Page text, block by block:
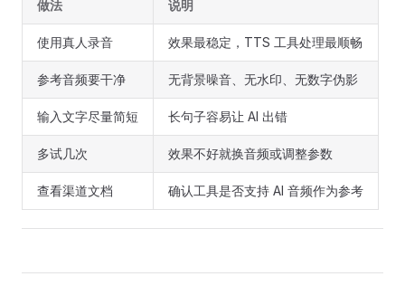
做法 说明
使用真人录音 效果最稳定，TTS 工具处理最顺畅
参考音频要干净 无背景噪音、无水印、无数字伪影
输入文字尽量简短 长句子容易让 AI 出错
多试几次 效果不好就换音频或调整参数
查看渠道文档 确认工具是否支持 AI 音频作为参考